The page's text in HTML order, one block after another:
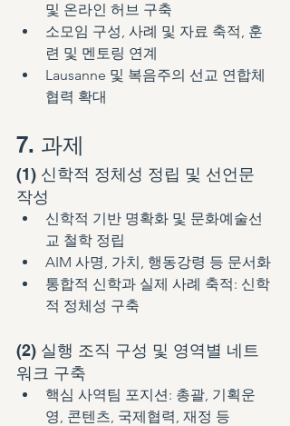
및 온라인 허브 구축
소모임 구성, 사례 및 자료 축적, 훈
련 및 멘토링 연계
Lausanne 및 복음주의 선교 연합체
협력 확대
7. 과제
(1) 신학적 정체성 정립 및 선언문
작성
신학적 기반 명확화 및 문화예술선
교 철학 정립
AIM 사명, 가치, 행동강령 등 문서화
통합적 신학과 실제 사례 축적: 신학
적 정체성 구축
(2) 실행 조직 구성 및 영역별 네트
워크 구축
핵심 사역팀 포지션: 총괄, 기획운
영, 콘텐츠, 국제협력, 재정 등